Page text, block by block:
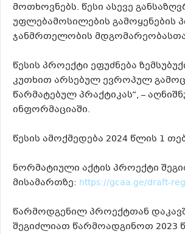
მოთხოვნებს. წესი ასევე
უფლებამოსილების გამოყენების
ჯანმრთელობის
წესის პროექტი ეფუძნება
კუთხით არსებულ ევროპულ
წარმატებულ პრაქტიკას“, –
ინფორმაციაში.
წესის ამოქმედება 2024 წლის 1
ნორმატიული აქტის პროექტი
მისამართზე: https://gcaa.ge/draft-
წარმოდგენილ პროექტთან
შეგიძლიათ წარმოადგინოთ 2023